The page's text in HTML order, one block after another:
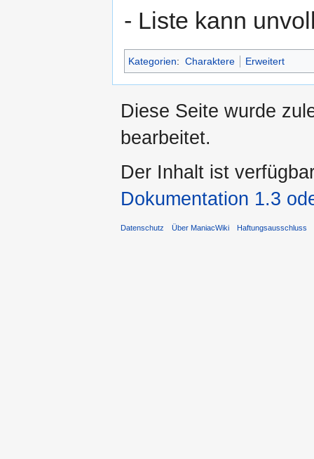
- Liste kann
Kategorien: Charaktere Erweitert
Diese Seite wurde
bearbeitet.
Der Inhalt ist
Dokumentation 1.3
Datenschutz Über ManiacWiki Haftungsausschluss